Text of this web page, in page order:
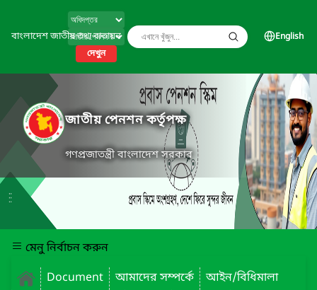
বাংলাদেশ জাতীয় তথ্য বাতায়ন
দেখুন
English
জাতীয় পেনশন কর্তৃপক্ষ
গণপ্রজাতন্ত্রী বাংলাদেশ সরকার
মেনু নির্বাচন করুন
Document
আমাদের সম্পর্কে
আইন/বিধিমালা